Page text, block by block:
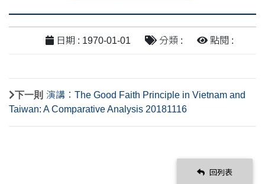
日期 : 1970-01-01 分類 : 點閱 :
下一則 演講：The Good Faith Principle in Vietnam and
Taiwan: A Comparative Analysis 20181116
回列表